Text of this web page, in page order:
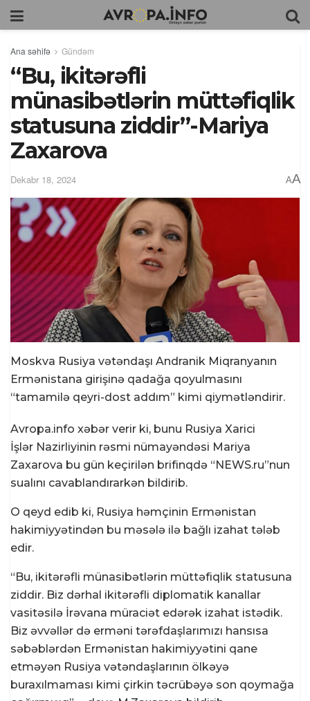
Ana səhifə Gündəm
“Bu, ikitərəfli
münasibətlərin müttəfiqlik
statusuna ziddir”-Mariya
Zaxarova
Dekabr 18, 2024 AA
Moskva Rusiya vətəndaşı Andranik Miqranyanın
Ermənistana girişinə qadağa qoyulmasını
“tamamilə qeyri-dost addım” kimi qiymətləndirir.
Avropa.info xəbər verir ki, bunu Rusiya Xarici
İşlər Nazirliyinin rəsmi nümayəndəsi Mariya
Zaxarova bu gün keçirilən brifinqdə “NEWS.ru”nun
sualını cavablandırarkən bildirib.
O qeyd edib ki, Rusiya həmçinin Ermənistan
hakimiyyətindən bu məsələ ilə bağlı izahat tələb
edir.
“Bu, ikitərəfli münasibətlərin müttəfiqlik statusuna
ziddir. Biz dərhal ikitərəfli diplomatik kanallar
vasitəsilə İrəvana müraciət edərək izahat istədik.
Biz əvvəllər də erməni tərəfdaşlarımızı hansısa
səbəblərdən Ermənistan hakimiyyətini qane
etməyən Rusiya vətəndaşlarının ölkəyə
buraxılmaması kimi çirkin təcrübəyə son qoymağa